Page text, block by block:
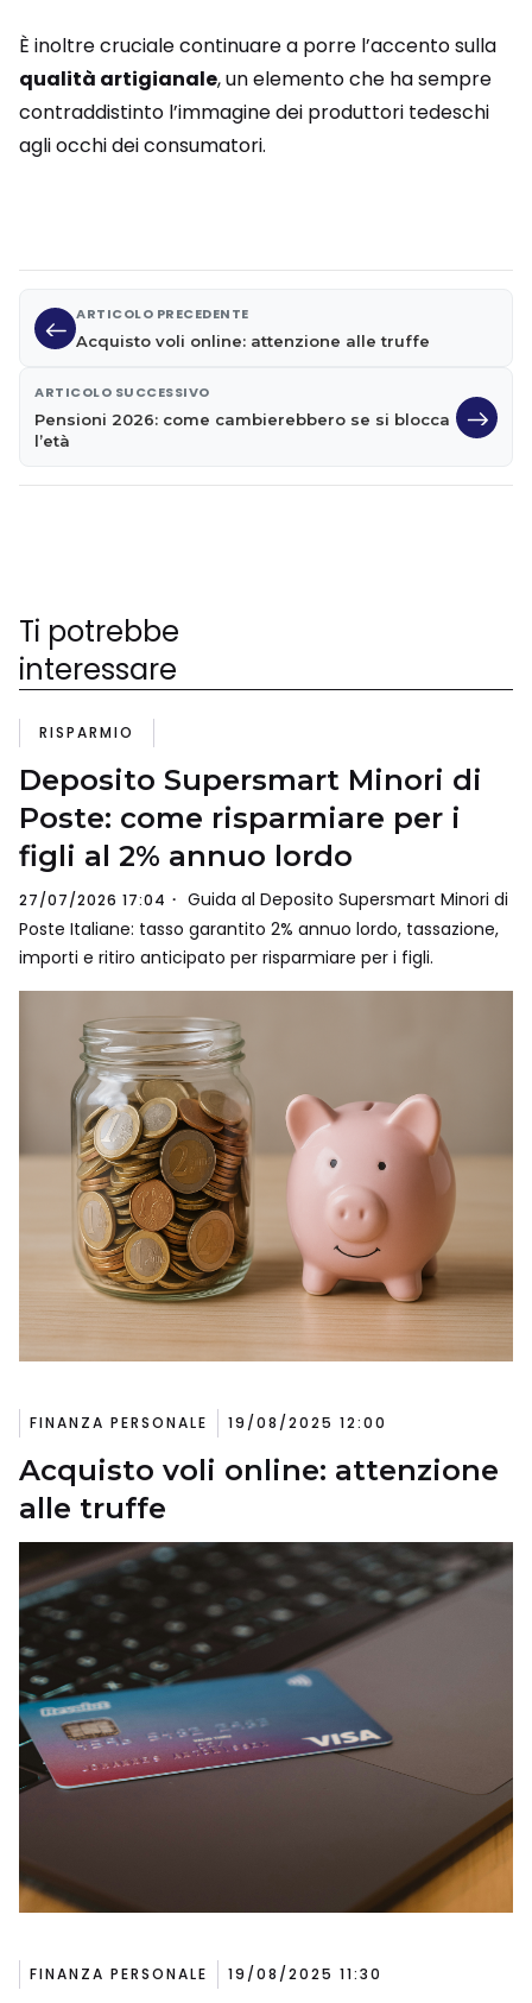
È inoltre cruciale continuare a porre l’accento sulla
qualità artigianale, un elemento che ha sempre
contraddistinto l’immagine dei produttori tedeschi
agli occhi dei consumatori.
ARTICOLO PRECEDENTE
Acquisto voli online: attenzione alle truffe
ARTICOLO SUCCESSIVO
Pensioni 2026: come cambierebbero se si blocca
l’età
Ti potrebbe
interessare
RISPARMIO
Deposito Supersmart Minori di
Poste: come risparmiare per i
figli al 2% annuo lordo
27/07/2026 17:04
Guida al Deposito Supersmart Minori di
Poste Italiane: tasso garantito 2% annuo lordo, tassazione,
importi e ritiro anticipato per risparmiare per i figli.
FINANZA PERSONALE 19/08/2025 12:00
Acquisto voli online: attenzione
alle truffe
FINANZA PERSONALE 19/08/2025 11:30